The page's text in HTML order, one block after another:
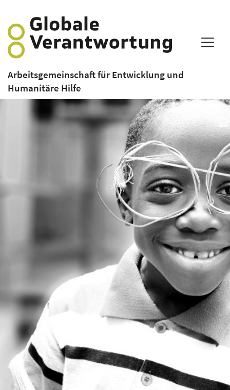
Arbeitsgemeinschaft für Entwicklung und
Humanitäre Hilfe